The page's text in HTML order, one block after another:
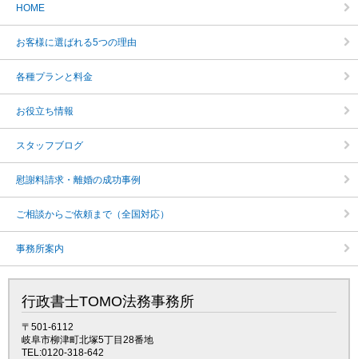
HOME
お客様に選ばれる5つの理由
各種プランと料金
お役立ち情報
スタッフブログ
慰謝料請求・離婚の成功事例
ご相談からご依頼まで（全国対応）
事務所案内
行政書士TOMO法務事務所
〒501-6112
岐阜市柳津町北塚5丁目28番地
TEL:0120-318-642